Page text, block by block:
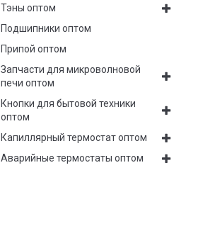
Тэны оптом
Подшипники оптом
Припой оптом
Запчасти для микроволновой
печи оптом
Кнопки для бытовой техники
оптом
Капиллярный термостат оптом
Аварийные термостаты оптом